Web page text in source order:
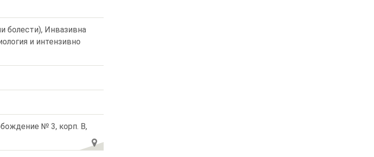
болести), Инвазивна
и интензивно
№ 3, корп. В,